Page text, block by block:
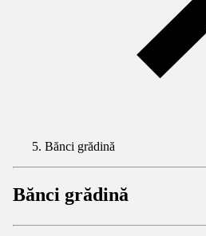
Bănci grădină
Bănci grădină